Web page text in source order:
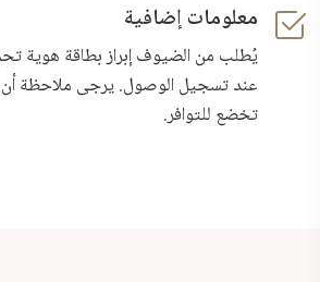
معلومات إضافية
يُطلب من الضيوف إبراز بطاقة هوية
عند تسجيل الوصول. يرجى ملاحظة أن
تخضع للتوافر.